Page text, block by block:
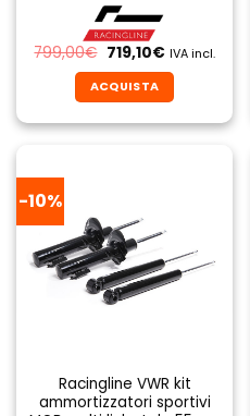
799,00€ Il
prezzo
originale
era:
799,00€.
719,10€Il
attuale
è:
719,10€.
IVA incl.
ACQUISTA
-10%
Racingline VWR kit
ammortizzatori sportivi